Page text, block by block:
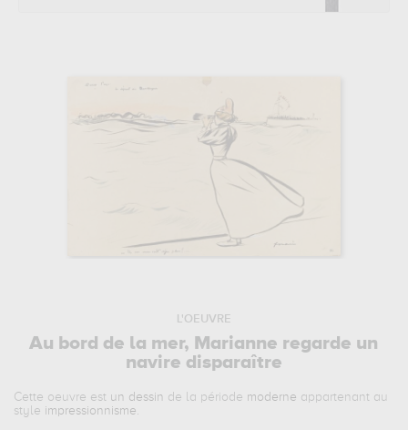
L'OEUVRE
Au bord de la mer, Marianne regarde un
navire disparaître
Cette oeuvre est un dessin de la période moderne appartenant au
style impressionnisme